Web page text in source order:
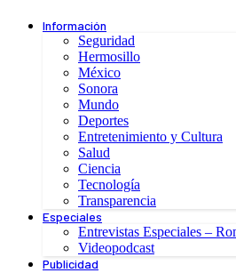
Información
Seguridad
Hermosillo
México
Sonora
Mundo
Deportes
Entretenimiento y Cultura
Salud
Ciencia
Tecnología
Transparencia
Especiales
Entrevistas Especiales –
Videopodcast
Publicidad